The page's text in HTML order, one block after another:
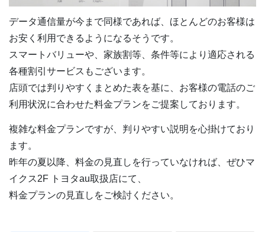
データ通信量が今まで同様であれば、ほとんどのお客様は
お安く利用できるようになるそうです。
スマートバリューや、家族割等、条件等により適応される
各種割引サービスもございます。
店頭では判りやすくまとめた表を基に、お客様の電話のご
利用状況に合わせた料金プランをご提案しております。
複雑な料金プランですが、判りやすい説明を心掛けており
ます。
昨年の夏以降、料金の見直しを行っていなければ、ぜひマ
イクス2F トヨタau取扱店にて、
料金プランの見直しをご検討ください。